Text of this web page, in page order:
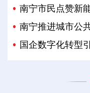
南宁市民点赞新
南宁推进城市公
国企数字化转型